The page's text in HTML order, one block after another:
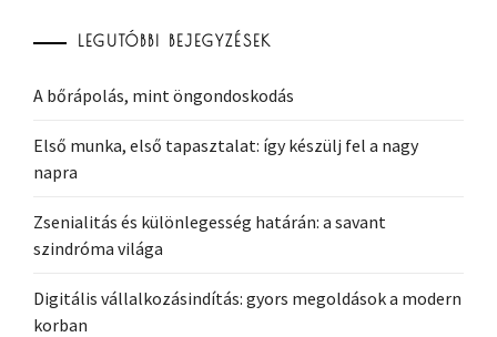
LEGUTÓBBI BEJEGYZÉSEK
A bőrápolás, mint öngondoskodás
Első munka, első tapasztalat: így készülj fel a nagy
napra
Zsenialitás és különlegesség határán: a savant
szindróma világa
Digitális vállalkozásindítás: gyors megoldások a modern
korban